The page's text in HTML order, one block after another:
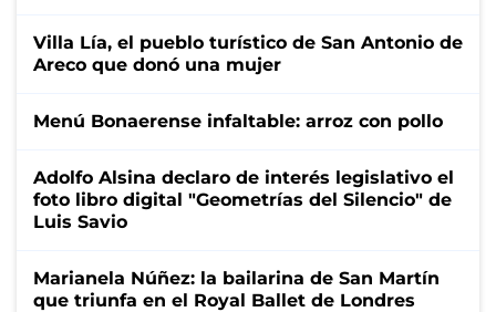
Villa Lía, el pueblo turístico de San Antonio de
Areco que donó una mujer
Menú Bonaerense infaltable: arroz con pollo
Adolfo Alsina declaro de interés legislativo el
foto libro digital "Geometrías del Silencio" de
Luis Savio
Marianela Núñez: la bailarina de San Martín
que triunfa en el Royal Ballet de Londres